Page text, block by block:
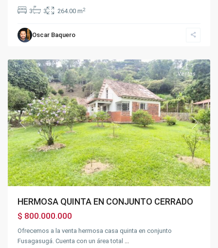
3 3 264.00 m2
Oscar Baquero
Previous Next
Ventas
HERMOSA QUINTA EN CONJUNTO CERRADO
$ 800.000.000
Ofrecemos a la venta hermosa casa quinta en conjunto
Fusagasugá. Cuenta con un área total ...